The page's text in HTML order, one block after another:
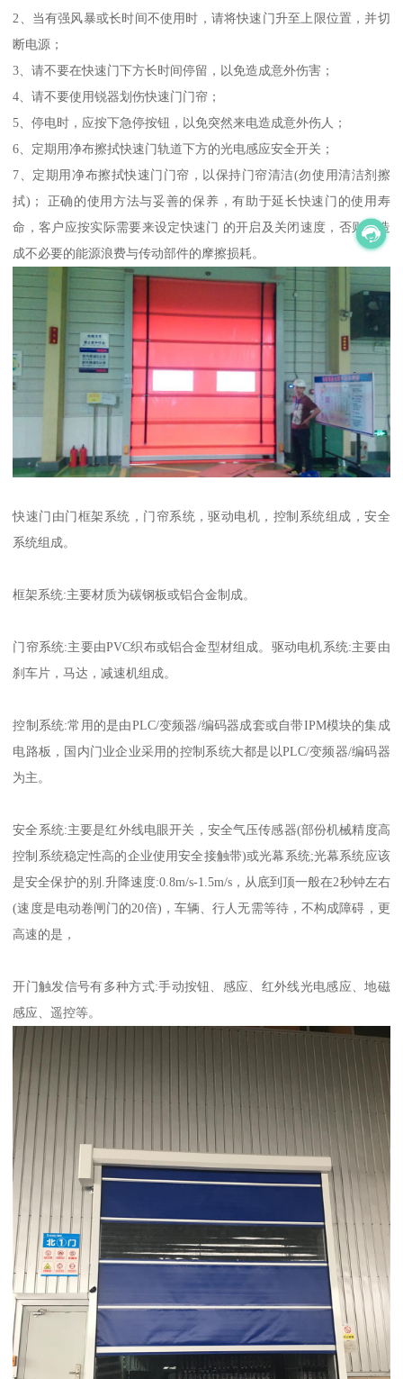
2、当有强风暴或长时间不使用时，请将快速门升至上限位置，并切
断电源；
3、请不要在快速门下方长时间停留，以免造成意外伤害；
4、请不要使用锐器划伤快速门门帘；
5、停电时，应按下急停按钮，以免突然来电造成意外伤人；
6、定期用净布擦拭快速门轨道下方的光电感应安全开关；
7、定期用净布擦拭快速门门帘，以保持门帘清洁(勿使用清洁剂擦
拭)； 正确的使用方法与妥善的保养，有助于延长快速门的使用寿
命，客户应按实际需要来设定快速门 的开启及关闭速度，否则会造
成不必要的能源浪费与传动部件的摩擦损耗。
快速门由门框架系统，门帘系统，驱动电机，控制系统组成，安全
系统组成。
框架系统:主要材质为碳钢板或铝合金制成。
门帘系统:主要由PVC织布或铝合金型材组成。驱动电机系统:主要由
刹车片，马达，减速机组成。
控制系统:常用的是由PLC/变频器/编码器成套或自带IPM模块的集成
电路板，国内门业企业采用的控制系统大都是以PLC/变频器/编码器
为主。
安全系统:主要是红外线电眼开关，安全气压传感器(部份机械精度高
控制系统稳定性高的企业使用安全接触带)或光幕系统;光幕系统应该
是安全保护的别.升降速度:0.8m/s-1.5m/s，从底到顶一般在2秒钟左右
(速度是电动卷闸门的20倍)，车辆、行人无需等待，不构成障碍，更
高速的是，
开门触发信号有多种方式:手动按钮、感应、红外线光电感应、地磁
感应、遥控等。